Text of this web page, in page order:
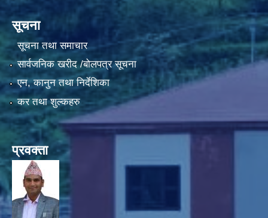
सूचना
सूचना तथा समाचार
सार्वजनिक खरीद /बोलपत्र सूचना
एन, कानुन तथा निर्देशिका
कर तथा शुल्कहरु
प्रवक्ता